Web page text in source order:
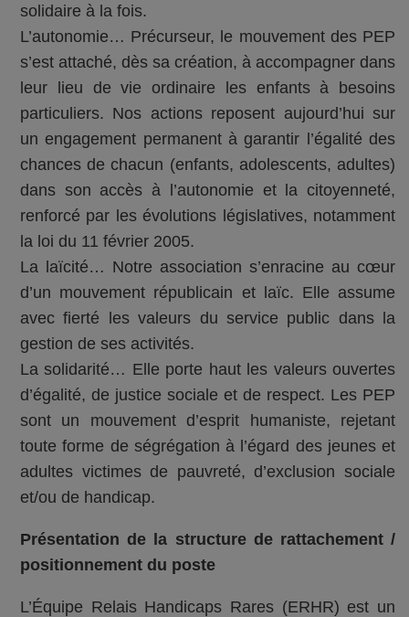
solidaire à la fois.
L’autonomie… Précurseur, le mouvement des PEP
s’est attaché, dès sa création, à accompagner dans
leur lieu de vie ordinaire les enfants à besoins
particuliers. Nos actions reposent aujourd’hui sur
un engagement permanent à garantir l’égalité des
chances de chacun (enfants, adolescents, adultes)
dans son accès à l’autonomie et la citoyenneté,
renforcé par les évolutions législatives, notamment
la loi du 11 février 2005.
La laïcité… Notre association s’enracine au cœur
d’un mouvement républicain et laïc. Elle assume
avec fierté les valeurs du service public dans la
gestion de ses activités.
La solidarité… Elle porte haut les valeurs ouvertes
d’égalité, de justice sociale et de respect. Les PEP
sont un mouvement d’esprit humaniste, rejetant
toute forme de ségrégation à l’égard des jeunes et
adultes victimes de pauvreté, d’exclusion sociale
et/ou de handicap.
Présentation de la structure de rattachement /
positionnement du poste
L’Équipe Relais Handicaps Rares (ERHR) est un